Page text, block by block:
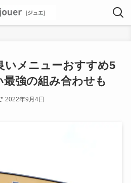
いメニューおすすめ5
強の組み合わせも
2022年9月4日